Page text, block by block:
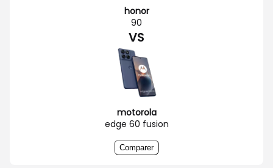
honor
90
VS
motorola
edge 60 fusion
Comparer